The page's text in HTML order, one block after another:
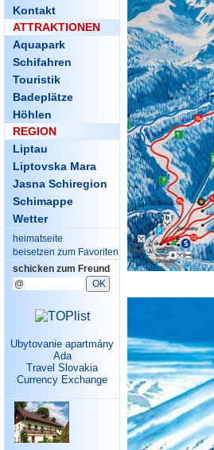
Kontakt
ATTRAKTIONEN
Aquapark
Schifahren
Touristik
Badeplätze
Höhlen
REGION
Liptau
Liptovska Mara
Jasna Schiregion
Schimappe
Wetter
heimatseite
beisetzen zum Favoriten
schicken zum Freund
Ubytovanie apartmány
Ada
Travel Slovakia
Currency Exchange